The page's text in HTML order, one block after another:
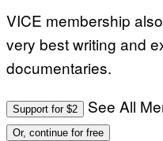
VICE membership
very best writing and
documentaries.
Support for $2 See All
Or, continue for free